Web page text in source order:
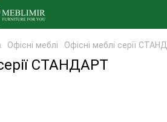
Офісні меблі Офісні меблі серії
СТАНДАРТ